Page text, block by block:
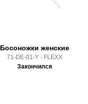
Босоножки женские
71-DE-01-Y - FLEXX
Закончился